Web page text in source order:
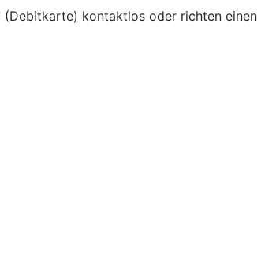
(Debitkarte) kontaktlos oder richten einen